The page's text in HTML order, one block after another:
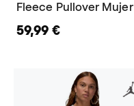
Fleece Pullover Mujer
59,99 €